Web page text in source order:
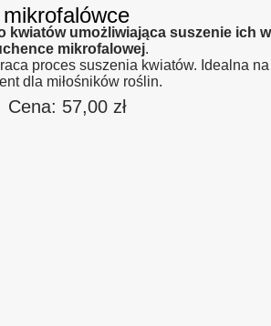
mikrofalówce
kwiatów umożliwiająca suszenie ich w
mikrofalowej.
proces suszenia kwiatów. Idealna na
dla miłośników roślin.
Cena: 57,00 zł